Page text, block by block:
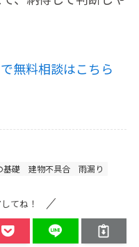
無料相談はこちら
基礎 建物不具合 雨漏り
てね！